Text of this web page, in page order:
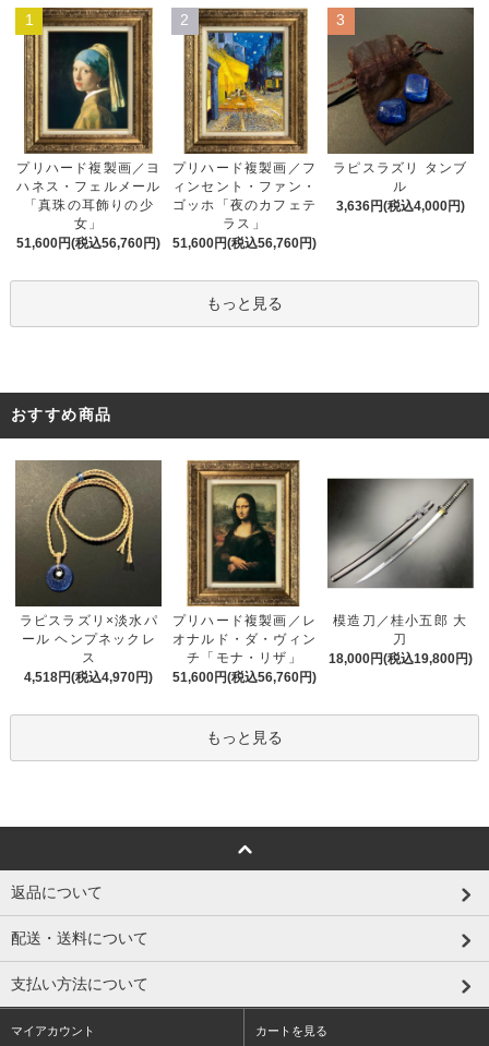
1
プリハード複製画／ヨ
ハネス・フェルメール
「真珠の耳飾りの少
女」
51,600円(税込56,760円)
2
プリハード複製画／フ
ィンセント・ファン・
ゴッホ「夜のカフェテ
ラス」
51,600円(税込56,760円)
3
ラピスラズリ タンブ
ル
3,636円(税込4,000円)
もっと見る
おすすめ商品
ラピスラズリ×淡水パ
ール ヘンプネックレ
ス
4,518円(税込4,970円)
プリハード複製画／レ
オナルド・ダ・ヴィン
チ「モナ・リザ」
51,600円(税込56,760円)
模造刀／桂小五郎 大
刀
18,000円(税込19,800円)
もっと見る
返品について
配送・送料について
支払い方法について
マイアカウント カートを見る